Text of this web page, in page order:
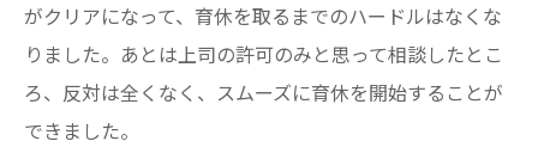
がクリアになって、育休を取るまでのハードルはなくな
りました。あとは上司の許可のみと思って相談したとこ
ろ、反対は全くなく、スムーズに育休を開始することが
できました。